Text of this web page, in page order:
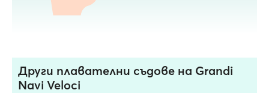
Други плавателни съдове на Grandi
Navi Veloci